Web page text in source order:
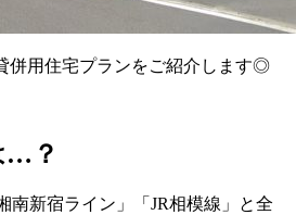
併用住宅プランをご紹介します◎
…？
南新宿ライン」「JR相模線」と全